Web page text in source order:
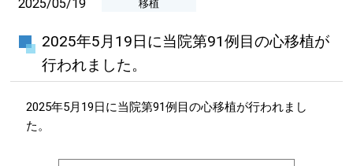
2025/05/19 移植
2025年5月19日に当院第91例目の心移植が
行われました。
2025年5月19日に当院第91例目の心移植が行われまし
た。